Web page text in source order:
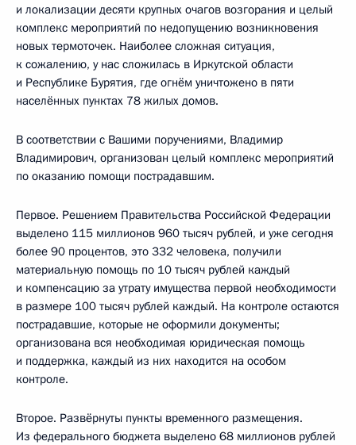
и локализации десяти крупных очагов возгорания и целый
комплекс мероприятий по недопущению возникновения
новых термоточек. Наиболее сложная ситуация,
к сожалению, у нас сложилась в Иркутской области
и Республике Бурятия, где огнём уничтожено в пяти
населённых пунктах 78 жилых домов.
В соответствии с Вашими поручениями, Владимир
Владимирович, организован целый комплекс мероприятий
по оказанию помощи пострадавшим.
Первое. Решением Правительства Российской Федерации
выделено 115 миллионов 960 тысяч рублей, и уже сегодня
более 90 процентов, это 332 человека, получили
материальную помощь по 10 тысяч рублей каждый
и компенсацию за утрату имущества первой необходимости
в размере 100 тысяч рублей каждый. На контроле остаются
пострадавшие, которые не оформили документы;
организована вся необходимая юридическая помощь
и поддержка, каждый из них находится на особом
контроле.
Второе. Развёрнуты пункты временного размещения.
Из федерального бюджета выделено 68 миллионов рублей